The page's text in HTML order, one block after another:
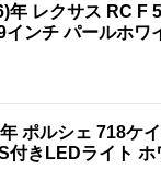
年 レクサス RC F
インチ パールホワ
ポルシェ 718ケ
付きLEDライト ホ